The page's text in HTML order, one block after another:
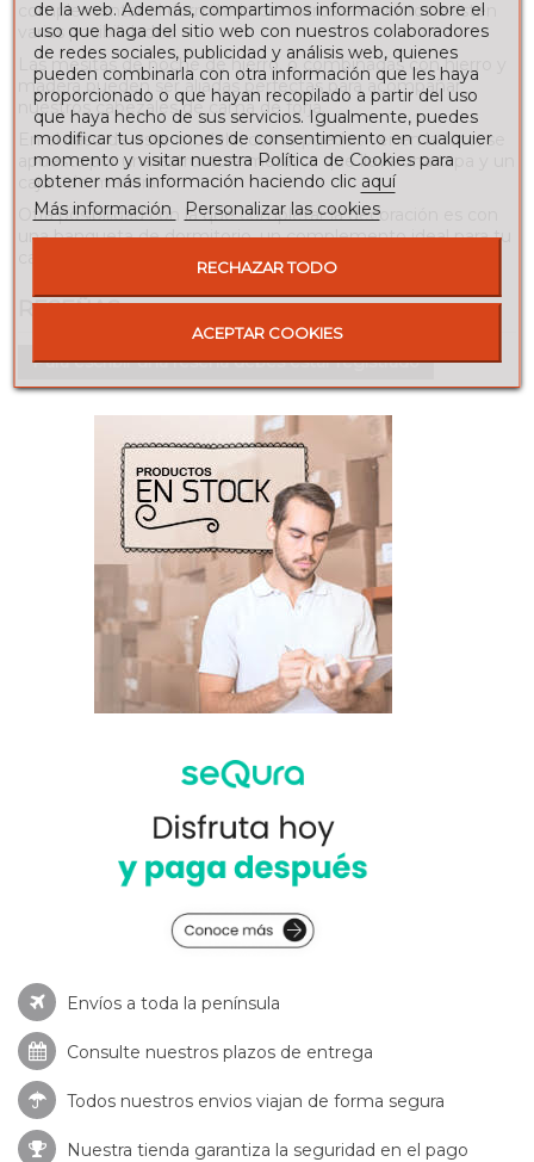
complementar el dormitorio con otros elementos existen
varias posibilidades:
Las mesitas de noche de hierro, o combinadas con hierro y
madera pueden ser aliadas perfectas para acompañar
nuestros cabezales de cama de forja.
En el caso de este modelo, como puedes ver en la foto, se
apuesta por una estructura metálica que lleva una tapa y un
cajón de madera.
Otra posibilidad con la que completar la decoración es con
una banqueta de dormitorio, un complemento ideal para tu
RESEÑAS
Para escribir una reseña debes estar registrado
Envíos a toda la península
Consulte nuestros plazos de entrega
Todos nuestros envios viajan de forma segura
Nuestra tienda garantiza la seguridad en el pago
de la web. Además, compartimos información sobre el
uso que haga del sitio web con nuestros colaboradores
de redes sociales, publicidad y análisis web, quienes
pueden combinarla con otra información que les haya
proporcionado o que hayan recopilado a partir del uso
que haya hecho de sus servicios. Igualmente, puedes
modificar tus opciones de consentimiento en cualquier
momento y visitar nuestra Política de Cookies para
obtener más información haciendo clic aquí
Más información
Personalizar las cookies
RECHAZAR TODO
ACEPTAR COOKIES